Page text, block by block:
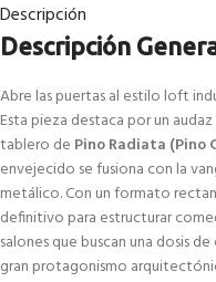
Descripción
Descripción
Abre las puertas al estilo loft
Esta pieza destaca por un
tablero de Pino Radiata (Pino
envejecido se fusiona con la
metálico. Con un formato
definitivo para estructurar
salones que buscan una dosis
gran protagonismo